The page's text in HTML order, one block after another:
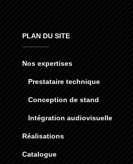
PLAN DU SITE
Nos expertises
Prestataire technique
Conception de stand
Intégration audiovisuelle
Réalisations
Catalogue